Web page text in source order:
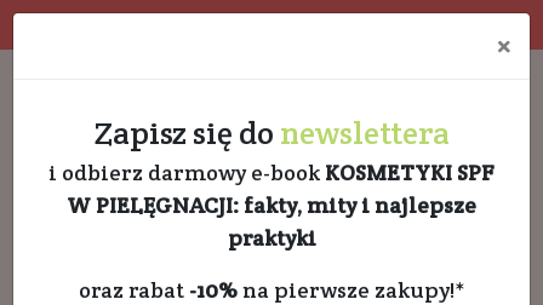
×
Zapisz się do newslettera
i odbierz darmowy e-book KOSMETYKI SPF
W PIELĘGNACJI: fakty, mity i najlepsze
praktyki
oraz rabat -10%na pierwsze zakupy!*